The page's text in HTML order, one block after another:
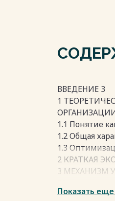
ВВЕДЕНИЕ 3
1
1.1 Понятие
1.2 Общая
1.3
2 КРАТКАЯ
3 МЕХАНИЗМ
3.1 Анализ
Показать еще